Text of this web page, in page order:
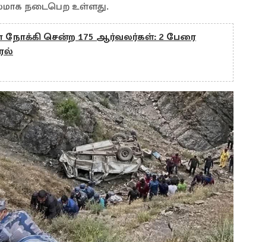
நடைபெற உள்ளது.
நோக்கி சென்ற 175 ஆர்வலர்கள்: 2 பேரை